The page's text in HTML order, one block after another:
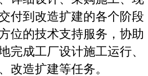
付到改造扩建的各个阶段
位的技术支持服务，协助
完成工厂设计施工运行、
改造扩建等任务。